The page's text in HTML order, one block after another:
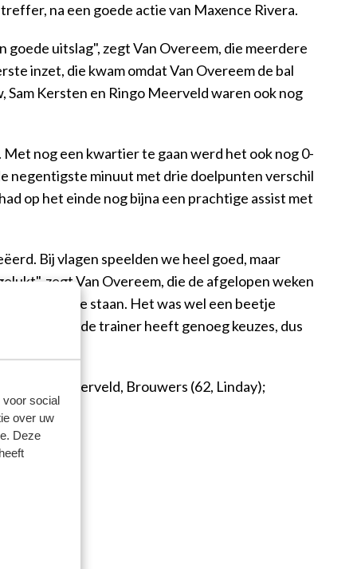
voor social
over uw
Deze
na een goede actie van Maxence Rivera.
goede uitslag", zegt Van Overeem, die meerdere
inzet, die kwam omdat Van Overeem de bal
Kersten en Ringo Meerveld waren ook nog
nog een kwartier te gaan werd het ook nog 0-
negentigste minuut met drie doelpunten verschil
op het einde nog bijna een prachtige assist met
Bij vlagen speelden we heel goed, maar
zegt Van Overeem, die de afgelopen weken
positie te staan. Het was wel een beetje
ik niet, de trainer heeft genoeg keuzes, dus
Meerveld, Brouwers (62, Linday);